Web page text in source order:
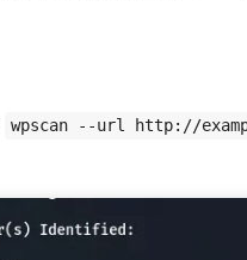
wpscan --url http://